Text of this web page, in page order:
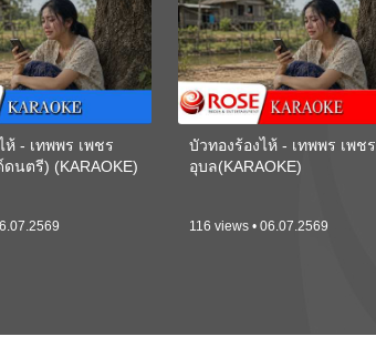
ห้ - เทพพร เพชร
นตรี) (KARAOKE)
บัวทองร้องไห้ - เทพพร เพชร
อุบล(KARAOKE)
116 views • 06.07.2569